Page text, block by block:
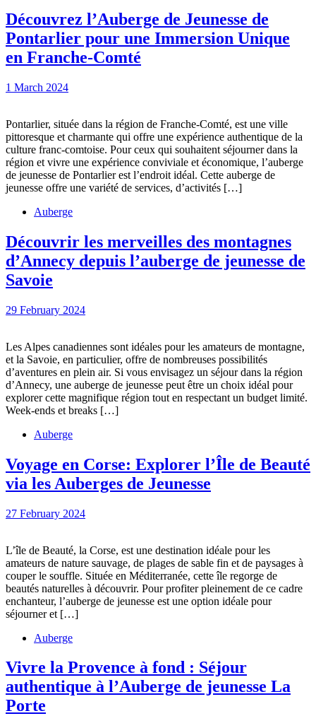
jeunesse
Découvrez l’Auberge de Jeunesse de
Pontarlier pour une Immersion Unique
en Franche-Comté
de
Pontarlier
pour
une
en
Franche-
1 March 20241
Pontarlier, située dans la région de Franche-Comté, est une ville
pittoresque et charmante qui offre une expérience authentique de la
culture franc-comtoise. Pour ceux qui souhaitent séjourner dans la
région et vivre une expérience conviviale et économique, l’auberge
de jeunesse de Pontarlier est l’endroit idéal. Cette auberge de
jeunesse offre une variété de services, d’activités […]
Auberge
Découvrir les merveilles des montagnes
d’Annecy depuis l’auberge de jeunesse de
Savoie
merveilles
montagnes
d’Annecy
depuis
l’auberge
de
de
Savoie
29 February 202429
Les Alpes canadiennes sont idéales pour les amateurs de montagne,
et la Savoie, en particulier, offre de nombreuses possibilités
d’aventures en plein air. Si vous envisagez un séjour dans la région
d’Annecy, une auberge de jeunesse peut être un choix idéal pour
explorer cette magnifique région tout en respectant un budget limité.
Week-ends et breaks […]
Auberge
Voyage en Corse: Explorer l’Île de Beauté
via les Auberges de Jeunesse
l’Île
de
Beauté
de
Jeunesse
27 February 202427
L’île de Beauté, la Corse, est une destination idéale pour les
amateurs de nature sauvage, de plages de sable fin et de paysages à
couper le souffle. Située en Méditerranée, cette île regorge de
beautés naturelles à découvrir. Pour profiter pleinement de ce cadre
enchanteur, l’auberge de jeunesse est une option idéale pour
séjourner et […]
Auberge
Vivre la Provence à fond : Séjour
authentique à l’Auberge de jeunesse La
Porte